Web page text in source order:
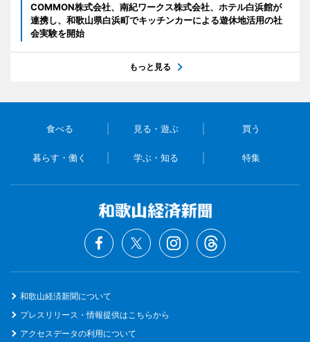
COMMON株式会社、南紀ワークス株式会社、ホテル白浜館が
連携し、和歌山県白浜町でキッチンカーによる遊休地活用の社
会実験を開始
もっと見る
食べる 見る・遊ぶ 買う
暮らす・働く 学ぶ・知る 特集
和歌山経済新聞について
プレスリリース・情報提供はこちらから
アクセスデータの利用について